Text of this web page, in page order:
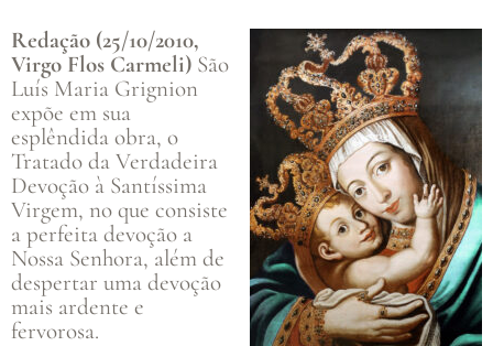
Redação (25/10/2010,
Virgo Flos Carmeli) São
Luís Maria Grignion
expõe em sua
esplêndida obra, o
Tratado da Verdadeira
Devoção à Santíssima
Virgem, no que consiste
a perfeita devoção a
Nossa Senhora, além de
despertar uma devoção
mais ardente e
fervorosa.